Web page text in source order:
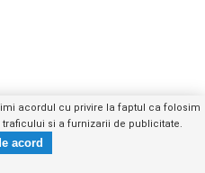
Trimite mesaj privat
acordul cu privire la faptul ca folosim
si a furnizarii de publicitate.